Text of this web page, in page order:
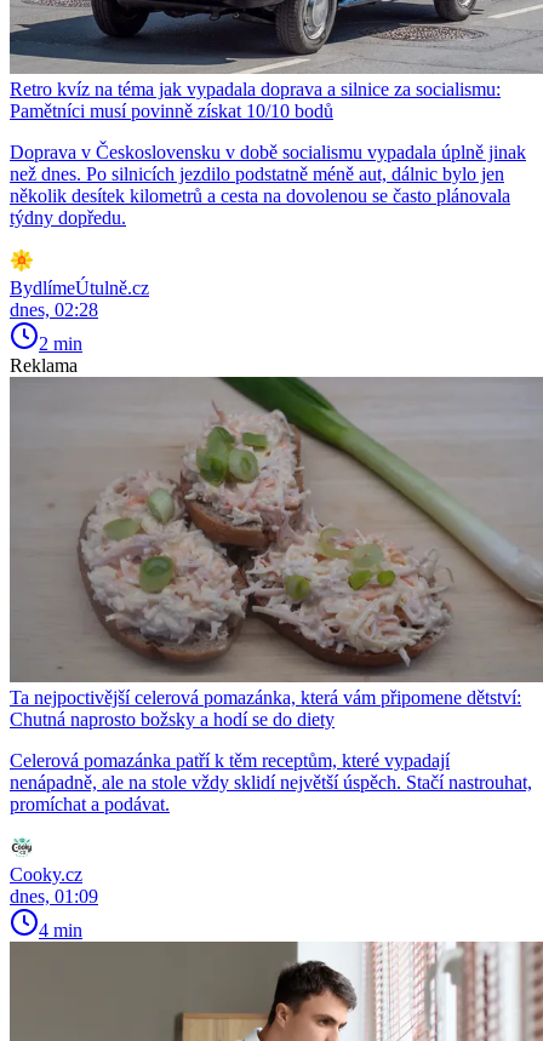
Retro kvíz na téma jak vypadala doprava a silnice za socialismu:
Pamětníci musí povinně získat 10/10 bodů
Doprava v Československu v době socialismu vypadala úplně jinak
než dnes. Po silnicích jezdilo podstatně méně aut, dálnic bylo jen
několik desítek kilometrů a cesta na dovolenou se často plánovala
týdny dopředu.
BydlímeÚtulně.cz
dnes, 02:28
2 min
Reklama
Ta nejpoctivější celerová pomazánka, která vám připomene dětství:
Chutná naprosto božsky a hodí se do diety
Celerová pomazánka patří k těm receptům, které vypadají
nenápadně, ale na stole vždy sklidí největší úspěch. Stačí nastrouhat,
promíchat a podávat.
Cooky.cz
dnes, 01:09
4 min